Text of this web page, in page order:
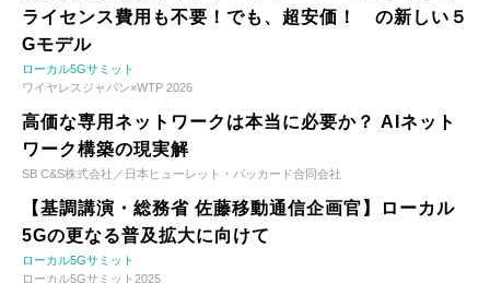
ライセンス費用も不要！でも、超安価！ の新しい５
Gモデル
ローカル5Gサミット
ワイヤレスジャパン×WTP 2026
高価な専用ネットワークは本当に必要か？ AIネット
ワーク構築の現実解
SB C&S株式会社／日本ヒューレット・パッカード合同会社
【基調講演・総務省 佐藤移動通信企画官】ローカル
5Gの更なる普及拡大に向けて
ローカル5Gサミット
ローカル5Gサミット2025